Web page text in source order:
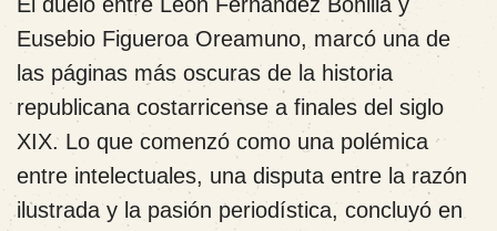
Eusebio Figueroa Oreamuno, marcó una de
las páginas más oscuras de la historia
republicana costarricense a finales del siglo
XIX. Lo que comenzó como una polémica
entre intelectuales, una disputa entre la razón
ilustrada y la pasión periodística, concluyó en